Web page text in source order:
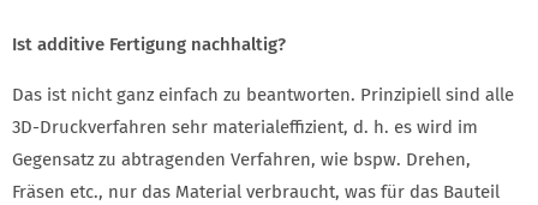
Ist additive Fertigung nachhaltig?
Das ist nicht ganz einfach zu beantworten. Prinzipiell sind alle
3D-Druckverfahren sehr materialeffizient, d. h. es wird im
Gegensatz zu abtragenden Verfahren, wie bspw. Drehen,
Fräsen etc., nur das Material verbraucht, was für das Bauteil